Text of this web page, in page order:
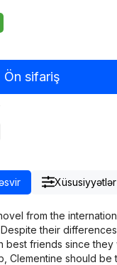
Ön sifariş
Xüsusiyyətlər
from the
their
best friends since they
Clementine should be